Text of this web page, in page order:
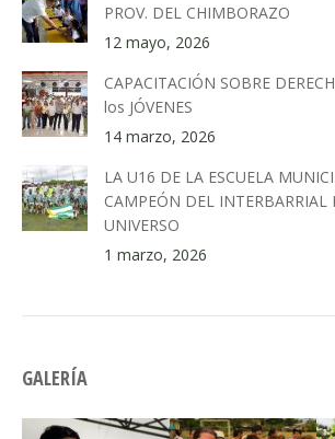
PROV. DEL CHIMBORAZO
12 mayo, 2026
CAPACITACIÓN SOBRE
los JÓVENES
14 marzo, 2026
LA U16 DE LA ESCUELA
CAMPEÓN DEL INTERBARRIAL
UNIVERSO
1 marzo, 2026
GALERÍA